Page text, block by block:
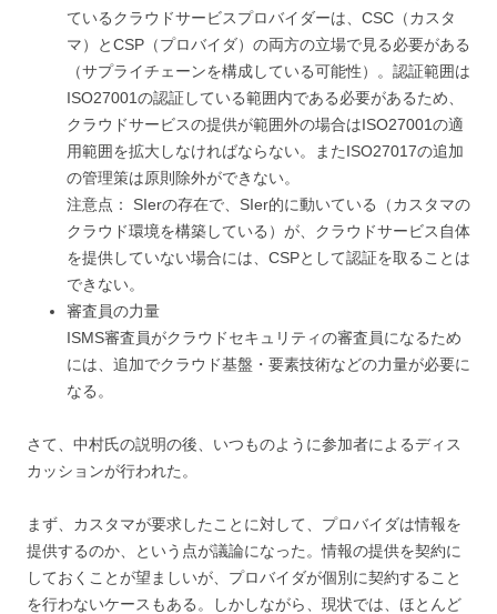
ているクラウドサービスプロバイダーは、CSC（カスタ
マ）とCSP（プロバイダ）の両方の立場で見る必要がある
（サプライチェーンを構成している可能性）。認証範囲は
ISO27001の認証している範囲内である必要があるため、
クラウドサービスの提供が範囲外の場合はISO27001の適
用範囲を拡大しなければならない。またISO27017の追加
の管理策は原則除外ができない。
注意点： SIerの存在で、SIer的に動いている（カスタマの
クラウド環境を構築している）が、クラウドサービス自体
を提供していない場合には、CSPとして認証を取ることは
できない。
審査員の力量
ISMS審査員がクラウドセキュリティの審査員になるため
には、追加でクラウド基盤・要素技術などの力量が必要に
なる。
さて、中村氏の説明の後、いつものように参加者によるディス
カッションが行われた。
まず、カスタマが要求したことに対して、プロバイダは情報を
提供するのか、という点が議論になった。情報の提供を契約に
しておくことが望ましいが、プロバイダが個別に契約すること
を行わないケースもある。しかしながら、現状では、ほとんど